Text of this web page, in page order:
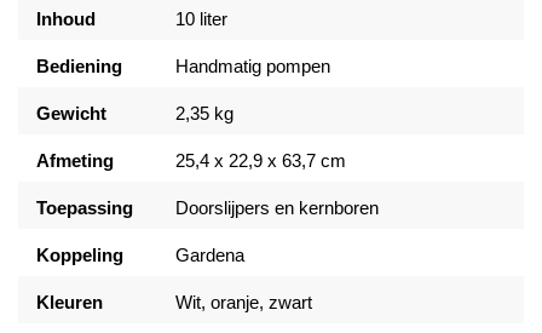
Inhoud 10 liter
Bediening Handmatig pompen
Gewicht 2,35 kg
Afmeting 25,4 x 22,9 x 63,7 cm
Toepassing Doorslijpers en kernboren
Koppeling Gardena
Kleuren Wit, oranje, zwart